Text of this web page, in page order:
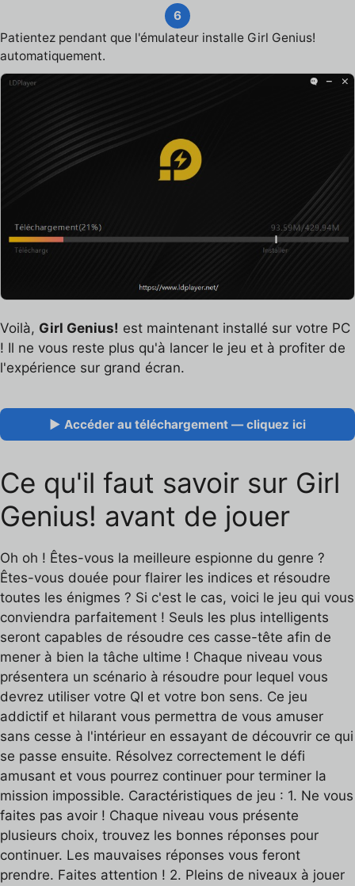
6
Patientez pendant que l'émulateur installe Girl Genius!
automatiquement.
Voilà, Girl Genius! est maintenant installé sur votre PC
! Il ne vous reste plus qu'à lancer le jeu et à profiter de
l'expérience sur grand écran.
▶ Accéder au téléchargement — cliquez ici
Ce qu'il faut savoir sur Girl
Genius! avant de jouer
Oh oh ! Êtes-vous la meilleure espionne du genre ?
Êtes-vous douée pour flairer les indices et résoudre
toutes les énigmes ? Si c'est le cas, voici le jeu qui vous
conviendra parfaitement ! Seuls les plus intelligents
seront capables de résoudre ces casse-tête afin de
mener à bien la tâche ultime ! Chaque niveau vous
présentera un scénario à résoudre pour lequel vous
devrez utiliser votre QI et votre bon sens. Ce jeu
addictif et hilarant vous permettra de vous amuser
sans cesse à l'intérieur en essayant de découvrir ce qui
se passe ensuite. Résolvez correctement le défi
amusant et vous pourrez continuer pour terminer la
mission impossible. Caractéristiques de jeu : 1. Ne vous
faites pas avoir ! Chaque niveau vous présente
plusieurs choix, trouvez les bonnes réponses pour
continuer. Les mauvaises réponses vous feront
prendre. Faites attention ! 2. Pleins de niveaux à jouer